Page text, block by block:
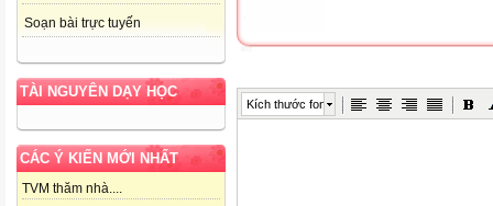
Soạn bài trực tuyến
TÀI NGUYÊN DẠY HỌC
CÁC Ý KIẾN MỚI NHẤT
TVM thăm nhà....
Kích thước font